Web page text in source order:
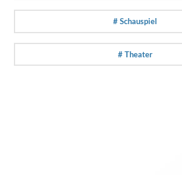
# Schauspiel
# Theater